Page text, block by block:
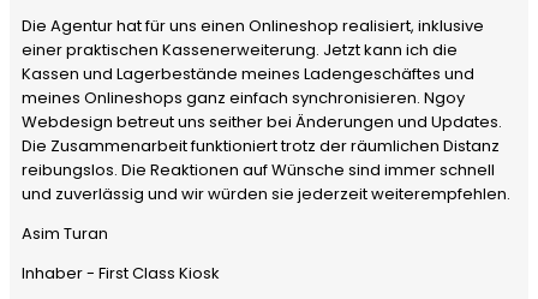
Die Agentur hat für uns einen Onlineshop realisiert, inklusive
einer praktischen Kassenerweiterung. Jetzt kann ich die
Kassen und Lagerbestände meines Ladengeschäftes und
meines Onlineshops ganz einfach synchronisieren. Ngoy
Webdesign betreut uns seither bei Änderungen und Updates.
Die Zusammenarbeit funktioniert trotz der räumlichen Distanz
reibungslos. Die Reaktionen auf Wünsche sind immer schnell
und zuverlässig und wir würden sie jederzeit weiterempfehlen.
Asim Turan
Inhaber - First Class Kiosk